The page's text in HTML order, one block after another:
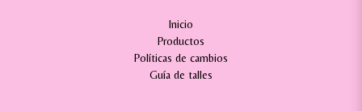
Inicio
Productos
Políticas de cambios
Guía de talles